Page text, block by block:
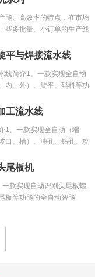
能、高效率的特点，在市场
些多批量、小订单的生产线
平与焊接流水线
线简介1、一款实现全自动
内、外）、旋平、码料等功
工流水线
1、一款实现全自动（端
口、槽）、冲孔、钻孔、攻
尾板机
款实现自动识别头尾板螺
板等功能的全自动智能.